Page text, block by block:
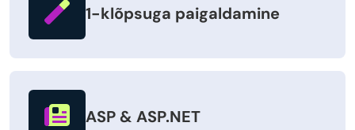
1-klõpsuga paigaldamine
ASP & ASP.NET